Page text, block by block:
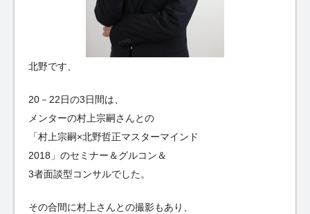
北野です、
20－22日の3日間は、
メンターの村上宗嗣さんとの
「村上宗嗣×北野哲正マスターマインド
2018」のセミナー＆グルコン＆
3者面談型コンサルでした。
その合間に村上さんとの撮影もあり、